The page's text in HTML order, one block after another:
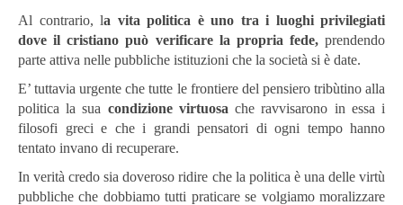
Al contrario, la vita politica è uno tra i luoghi privilegiati
dove il cristiano può verificare la propria fede,prendendo
parte attiva nelle pubbliche istituzioni che la società si è date.
E’ tuttavia urgente che tutte le frontiere del pensiero tribùtino alla
politica la sua condizione virtuosache ravvisarono in essa i
filosofi greci e che i grandi pensatori di ogni tempo hanno
tentato invano di recuperare.
In verità credo sia doveroso ridire che la politica è una delle virtù
pubbliche che dobbiamo tutti praticare se volgiamo moralizzare